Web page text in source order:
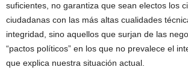
suficientes, no garantiza que sean electos los
ciudadanas con las más altas cualidades
integridad, sino aquellos que surjan de las
“pactos políticos” en los que no prevalece el
que explica nuestra situación actual.